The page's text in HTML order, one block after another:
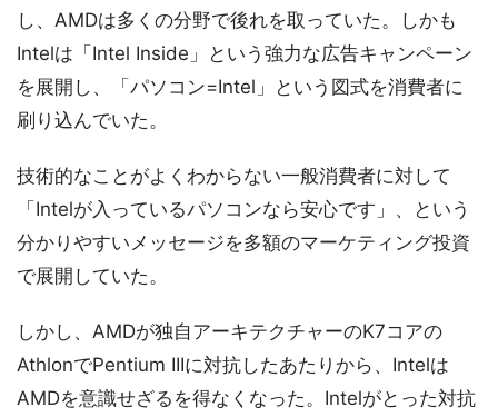
し、AMDは多くの分野で後れを取っていた。しかも
Intelは「Intel Inside」という強力な広告キャンペーン
を展開し、「パソコン=Intel」という図式を消費者に
刷り込んでいた。
技術的なことがよくわからない一般消費者に対して
「Intelが入っているパソコンなら安心です」、という
分かりやすいメッセージを多額のマーケティング投資
で展開していた。
しかし、AMDが独自アーキテクチャーのK7コアの
AthlonでPentium IIIに対抗したあたりから、Intelは
AMDを意識せざるを得なくなった。Intelがとった対抗